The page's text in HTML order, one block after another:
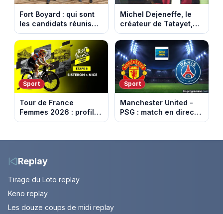
Fort Boyard : qui sont
les candidats réunis
par Cyril Féraud ce
samedi 8 août 2026 ?
Michel Dejeneffe, le
créateur de Tatayet,
est mort à 77 ans
Sport
Tour de France
Femmes 2026 : profil
et horaires de la 8e
Nice
Sport
Manchester United -
PSG : match en direct
sur beIN Sports 1 à
Replay
Tirage du Loto replay
Keno replay
Les douze coups de midi replay